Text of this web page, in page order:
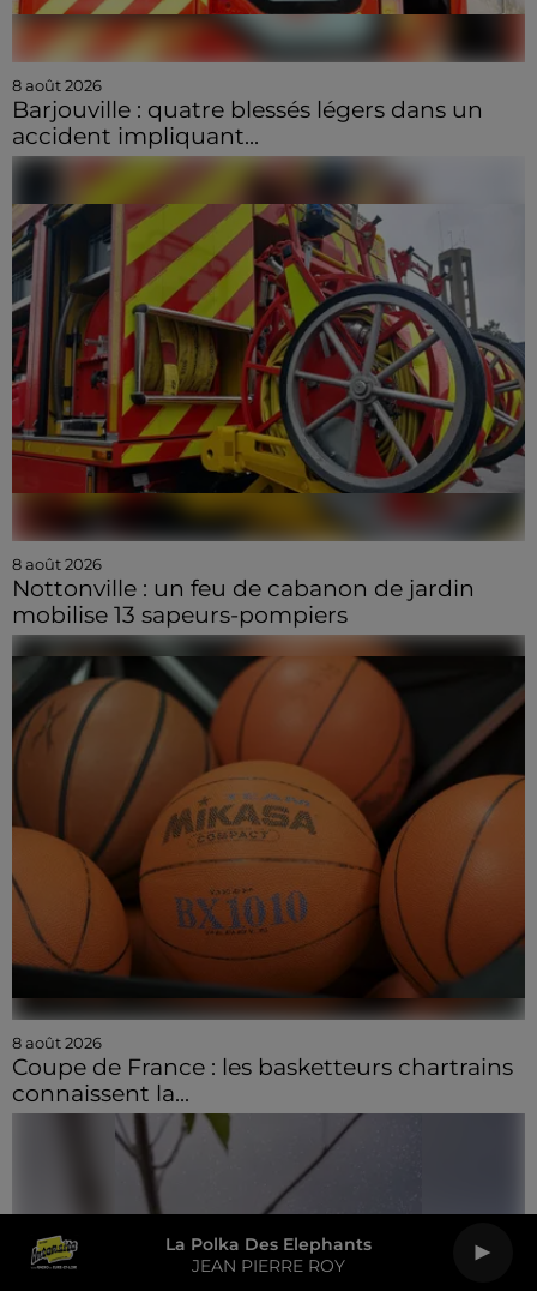
La Polka Des Elephants
JEAN PIERRE ROY
8 août 2026
Barjouville : quatre blessés légers dans un
accident impliquant...
8 août 2026
Nottonville : un feu de cabanon de jardin
mobilise 13 sapeurs-pompiers
8 août 2026
Coupe de France : les basketteurs chartrains
connaissent la...